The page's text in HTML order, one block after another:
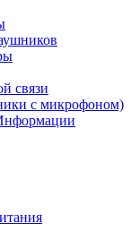
связи
с микрофоном)